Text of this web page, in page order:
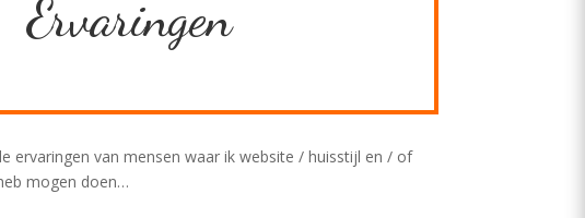
Ervaringen
ervaringen van mensen waar ik website / huisstijl en / of
mogen doen…